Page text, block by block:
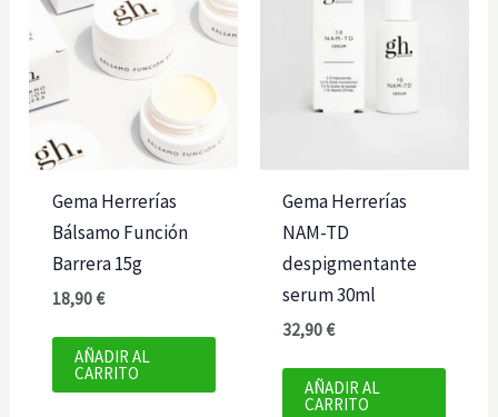
Gema Herrerías
Bálsamo Función
Barrera 15g
18,90€
AÑADIR AL
CARRITO
Gema Herrerías
NAM-TD
despigmentante
serum 30ml
32,90€
AÑADIR AL
CARRITO